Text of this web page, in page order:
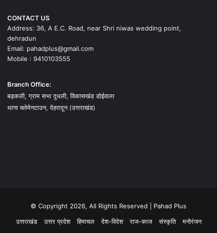
CONTACT US
Address: 36, A E.C. Road, near Shri niwas wedding point,
dehradun
Email: pahadplus@gmail.com
Mobile : 9410103555
Branch Office:
बड़कली, ग्राम सभा दुधली, विकासखंड डोईवाला
थाना क्लेमेनटाउन, देहरादून (उत्तराखंड)
© Copyright 2026, All Rights Reserved | Pahad Plus
उत्तराखंड
उत्तर प्रदेश हिमाचल देश-विदेश राज-काज संस्कृति मनोरंजन